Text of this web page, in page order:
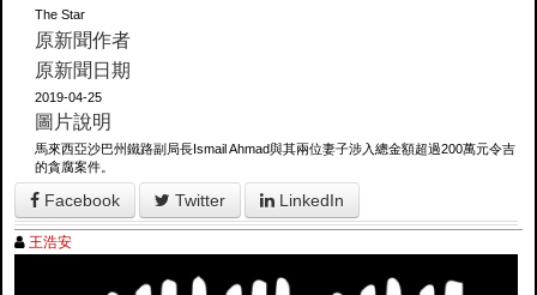
The Star
原新聞作者
原新聞日期
2019-04-25
圖片說明
馬來西亞沙巴州鐵路副局長Ismail Ahmad與其兩位妻子涉入總金額超過200萬元令吉
的貪腐案件。
Facebook Twitter LinkedIn
王浩安